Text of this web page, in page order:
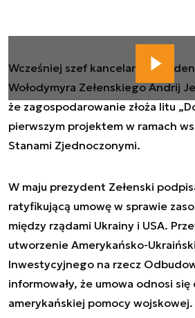
Wcześniej szef kancelarii
Wołodymyra Zełenskiego Andrij
że zagospodarowanie złoża litu
pierwszym projektem w ramach
Stanami Zjednoczonymi.
W maju prezydent Zełenski
ratyfikującą umowę w sprawie
między rządami Ukrainy i USA.
utworzenie Amerykańsko-
Inwestycyjnego na rzecz
informowały, że umowa odnosi się
amerykańskiej pomocy wojskowej.